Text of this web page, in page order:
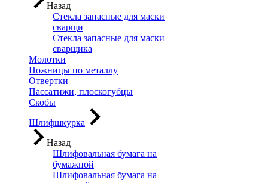
Назад
Стекла запасные для маски
сварщи
Стекла запасные для маски
сварщика
Молотки
Ножницы по металлу
Отвертки
Пассатижи, плоскогубцы
Скобы
Шлифшкурка
Назад
Шлифовальная бумага на
бумажной
Шлифовальная бумага на